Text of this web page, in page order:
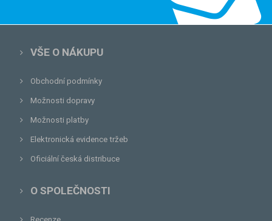
VŠE O NÁKUPU
Obchodní podmínky
Možnosti dopravy
Možnosti platby
Elektronická evidence tržeb
Oficiální česká distribuce
O SPOLEČNOSTI